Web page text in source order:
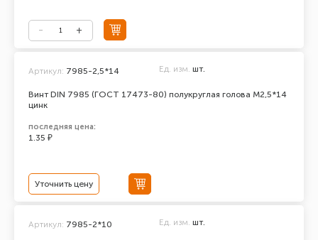
Винт DIN 7985 (ГОСТ 17473-80) полукруглая голова М2,5*14
цинк
Артикул: 7985-2,5*14 Ед. изм. шт.
последняя цена:
1.35 ₽
Уточнить цену
Артикул: 7985-2*10 Ед. изм. шт.